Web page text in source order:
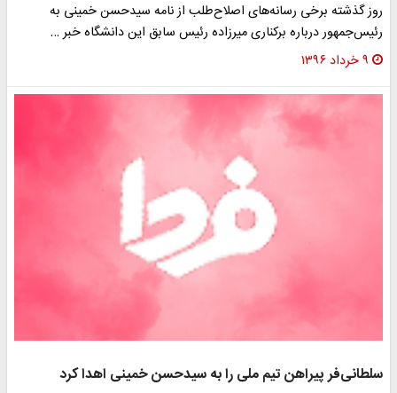
روز گذشته برخی رسانه‌های اصلاح‌طلب از نامه سیدحسن خمینی به
رئیس‌جمهور درباره برکناری میرزاده رئیس سابق این دانشگاه خبر …
۹ خرداد ۱۳۹۶
سلطانی‌فر پیراهن تیم ملی را به سیدحسن خمینی اهدا کرد